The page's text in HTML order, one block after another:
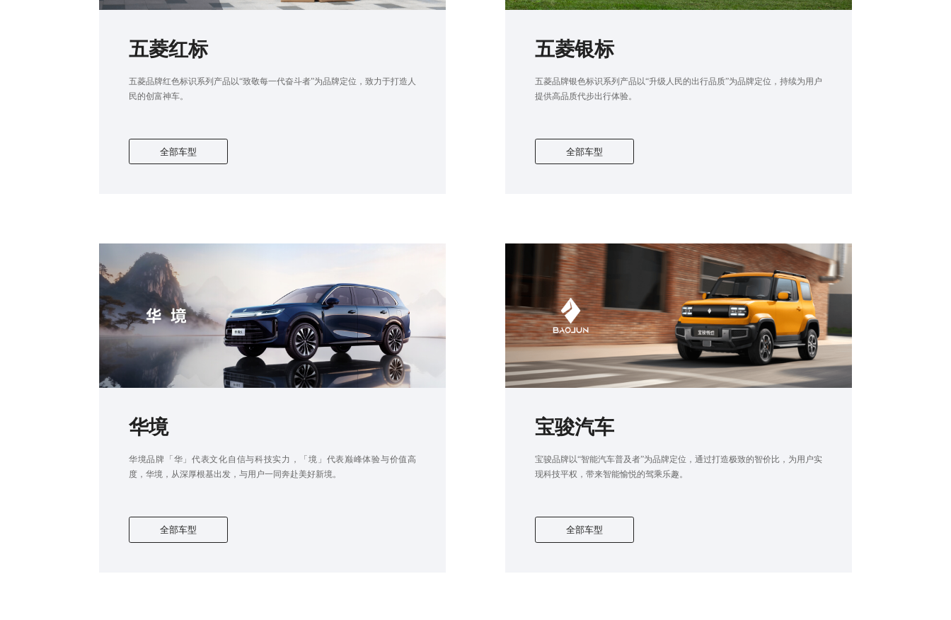
五菱红标
五菱品牌红色标识系列产品以“致敬每一代奋斗者”为品牌定位，致力于打造人
民的创富神车。
全部车型
五菱银标
五菱品牌银色标识系列产品以“升级人民的出行品质”为品牌定位，持续为用户
提供高品质代步出行体验。
全部车型
华境
华境品牌「华」代表文化自信与科技实力，「境」代表巅峰体验与价值高
度，华境，从深厚根基出发，与用户一同奔赴美好新境。
全部车型
宝骏汽车
宝骏品牌以“智能汽车普及者”为品牌定位，通过打造极致的智价比，为用户实
现科技平权，带来智能愉悦的驾乘乐趣。
全部车型